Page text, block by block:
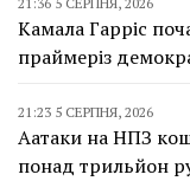
Камала Гарріс
праймеріз
21:23 5 СЕРПНЯ, 2026
Аатаки на НПЗ
понад трильйон